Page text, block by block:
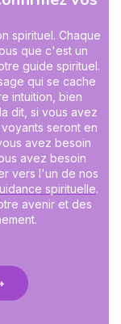
spirituel. Chaque
que c'est un
guide spirituel.
qui se cache
intuition, bien
dit, si vous avez
seront en
avez besoin
avez besoin
vers l'un de nos
spirituelle.
avenir et des